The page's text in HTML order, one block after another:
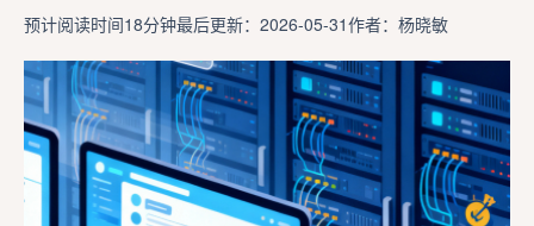
预计阅读时间18分钟最后更新：2026-05-31作者：杨晓敏